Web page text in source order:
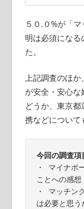
５０.０%が「
明は必須にな
た。
上記調査のほか
が安全・安心
どうか、東京
携などについて
今回の調査項
・ マイナポ
ことへの感想
・ マッチン
は必要と思う